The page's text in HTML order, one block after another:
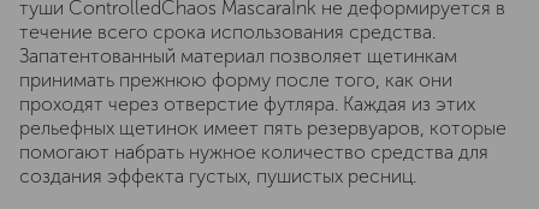
туши ControlledChaos MascaraInk не деформируется в
течение всего срока использования средства.
Запатентованный материал позволяет щетинкам
принимать прежнюю форму после того, как они
проходят через отверстие футляра. Каждая из этих
рельефных щетинок имеет пять резервуаров, которые
помогают набрать нужное количество средства для
создания эффекта густых, пушистых ресниц.